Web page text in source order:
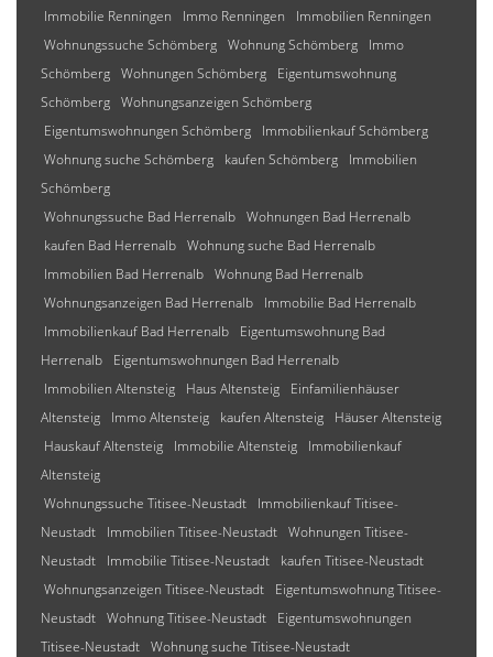
Immobilie Renningen
Immo Renningen
Immobilien Renningen
Wohnungssuche Schömberg Wohnung Schömberg
Immo
Schömberg Wohnungen Schömberg
Eigentumswohnung
Schömberg Wohnungsanzeigen Schömberg
Eigentumswohnungen Schömberg
Immobilienkauf Schömberg
Wohnung suche Schömberg
kaufen Schömberg
Immobilien
Schömberg
Wohnungssuche Bad Herrenalb Wohnungen Bad Herrenalb
kaufen Bad Herrenalb Wohnung suche Bad Herrenalb
Immobilien Bad Herrenalb Wohnung Bad Herrenalb
Wohnungsanzeigen Bad Herrenalb
Immobilie Bad Herrenalb
Immobilienkauf Bad Herrenalb
Eigentumswohnung Bad
Herrenalb
Eigentumswohnungen Bad Herrenalb
Immobilien Altensteig
Haus Altensteig
Einfamilienhäuser
Altensteig
Immo Altensteig kaufen Altensteig
Häuser Altensteig
Hauskauf Altensteig
Immobilie Altensteig
Immobilienkauf
Altensteig
Wohnungssuche Titisee-Neustadt
Immobilienkauf Titisee-
Neustadt
Immobilien Titisee-Neustadt Wohnungen Titisee-
Neustadt
Immobilie Titisee-Neustadt
kaufen Titisee-Neustadt
Wohnungsanzeigen Titisee-Neustadt
Eigentumswohnung Titisee-
Neustadt Wohnung Titisee-Neustadt
Eigentumswohnungen
Titisee-Neustadt Wohnung suche Titisee-Neustadt